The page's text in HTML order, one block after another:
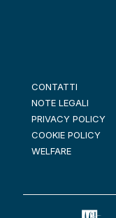
CONTATTI
NOTE LEGALI
PRIVACY POLICY
COOKIE POLICY
WELFARE